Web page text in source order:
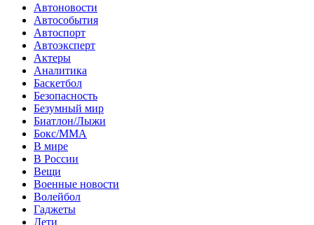
Автоновости
Автособытия
Автоспорт
Автоэксперт
Актеры
Аналитика
Баскетбол
Безопасность
Безумный мир
Биатлон/Лыжи
Бокс/MMA
В мире
В России
Вещи
Военные новости
Волейбол
Гаджеты
Дети